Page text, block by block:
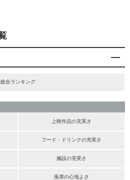
総合ランキング
上映作品の充実さ
フード・ドリンクの充実さ
施設の充実さ
座席の心地よさ